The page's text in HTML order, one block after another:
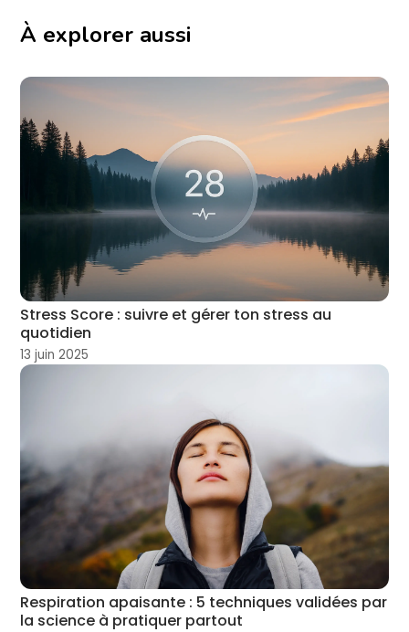
À explorer aussi
Stress Score : suivre et gérer ton stress au
quotidien
13 juin 2025
Respiration apaisante : 5 techniques validées par
la science à pratiquer partout